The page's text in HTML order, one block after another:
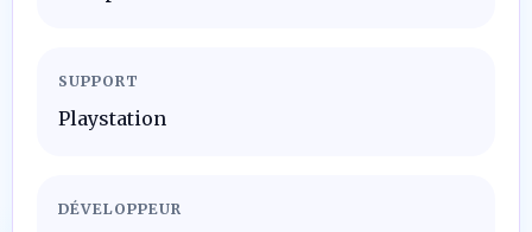
SUPPORT
Playstation
DÉVELOPPEUR